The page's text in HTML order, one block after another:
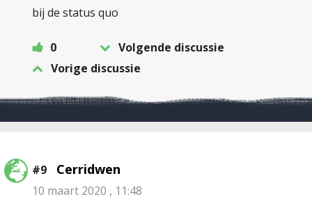
bij de status quo
0
Volgende discussie
Vorige discussie
#9 Cerridwen
10 maart 2020 , 11:48